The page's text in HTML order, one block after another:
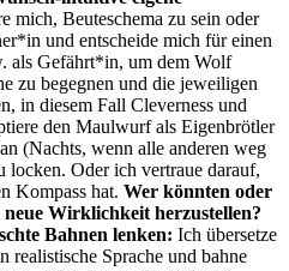
mich, Beuteschema zu sein oder
und entscheide mich für einen
als Gefährt*in, um dem Wolf
zu begegnen und die jeweiligen
in diesem Fall Cleverness und
den Maulwurf als Eigenbrötler
(Nachts, wenn alle anderen weg
locken. Oder ich vertraue darauf,
Kompass hat. Wer könnten oder
neue Wirklichkeit herzustellen?
Bahnen lenken: Ich übersetze
realistische Sprache und bahne